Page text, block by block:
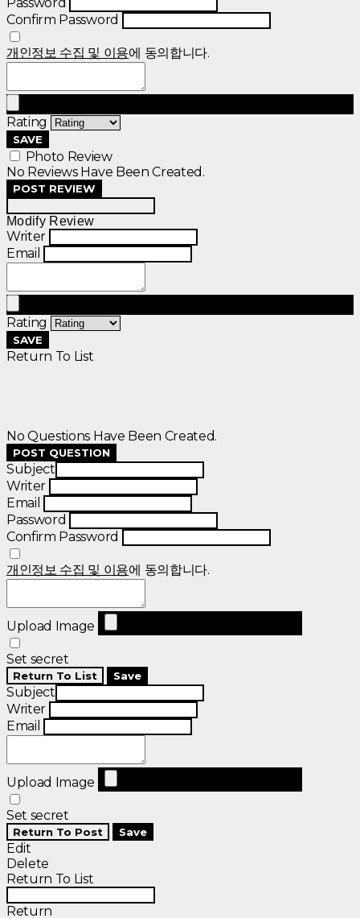
Confirm Password
개인정보 수집 및 이용에 동의합니다.
Rating
SAVE
Photo Review
No Reviews Have Been Created.
POST REVIEW
Modify Review
Writer
Email
Rating
SAVE
Return To List
No Questions Have Been Created.
POST QUESTION
Subject
Writer
Email
Password
Confirm Password
개인정보 수집 및 이용에 동의합니다.
Upload Image
Set secret
Return To List Save
Subject
Writer
Email
Upload Image
Set secret
Return To Post Save
Edit
Delete
Return To List
Return